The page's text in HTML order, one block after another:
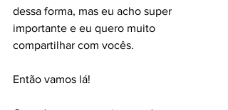
dessa forma, mas eu acho super
importante e eu quero muito
compartilhar com vocês.
Então vamos lá!